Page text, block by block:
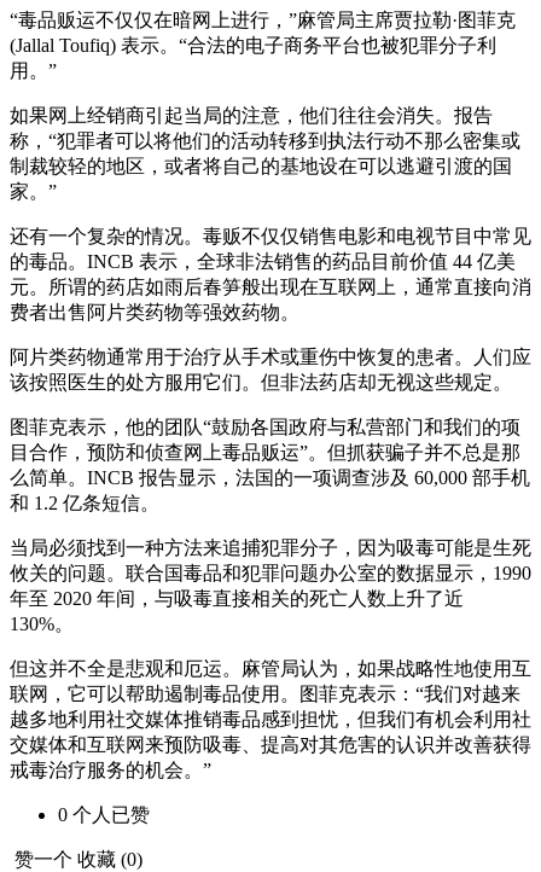
“毒品贩运不仅仅在暗网上进行，”麻管局主席贾拉勒·图菲克
(Jallal Toufiq) 表示。“合法的电子商务平台也被犯罪分子利
用。”
如果网上经销商引起当局的注意，他们往往会消失。报告
称，“犯罪者可以将他们的活动转移到执法行动不那么密集或
制裁较轻的地区，或者将自己的基地设在可以逃避引渡的国
家。”
还有一个复杂的情况。毒贩不仅仅销售电影和电视节目中常见
的毒品。INCB 表示，全球非法销售的药品目前价值 44 亿美
元。所谓的药店如雨后春笋般出现在互联网上，通常直接向消
费​​者出售阿片类药物等强效药物。
阿片类药物通常用于治疗从手术或重伤中恢复的患者。人们应
该按照医生的处方服用它们。但非法药店却无视这些规定。
图菲克表示，他的团队“鼓励各国政府与私营部门和我们的项
目合作，预防和侦查网上毒品贩运”。但抓获骗子并不总是那
么简单。INCB 报告显示，法国的一项调查涉及 60,000 部手机
和 1.2 亿条短信。
当局必须找到一种方法来追捕犯罪分子，因为吸毒可能是生死
攸关的问题。联合国毒品和犯罪问题办公室的数据显示，1990
年至 2020 年间，与吸毒直接相关的死亡人数上升了近
130%。
但这并不全是悲观和厄运。麻管局认为，如果战略性地使用互
联网，它可以帮助遏制毒品使用。图菲克表示：“我们对越来
越多地利用社交媒体推销毒品感到担忧，但我们有机会利用社
交媒体和互联网来预防吸毒、提高对其危害的认识并改善获得
戒毒治疗服务的机会。”
0 个人 已赞
赞一个 收藏 (0)